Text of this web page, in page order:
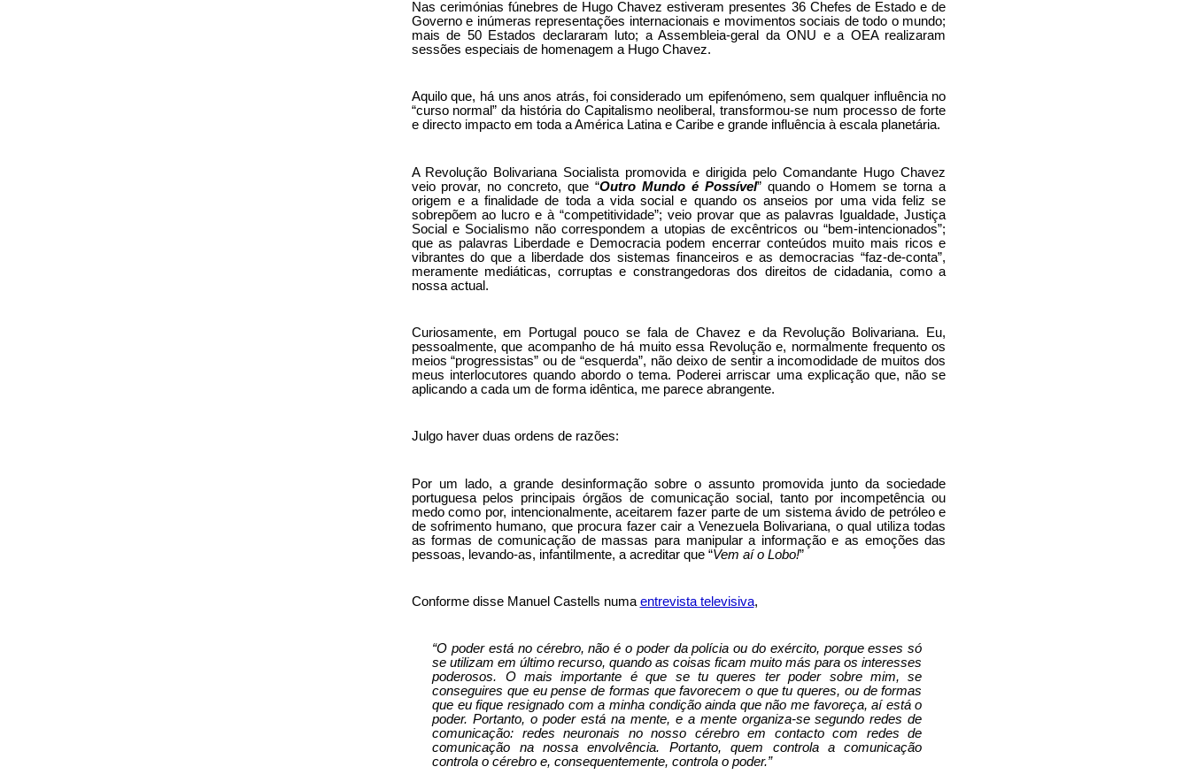
Nas cerimónias fúnebres de Hugo Chavez estiveram presentes 36 Chefes de Estado e de
Governo e inúmeras representações internacionais e movimentos sociais de todo o mundo;
mais de 50 Estados declararam luto; a Assembleia-geral da ONU e a OEA realizaram
sessões especiais de homenagem a Hugo Chavez.
Aquilo que, há uns anos atrás, foi considerado um epifenómeno, sem qualquer influência no
“curso normal” da história do Capitalismo neoliberal, transformou-se num processo de forte
e directo impacto em toda a América Latina e Caribe e grande influência à escala planetária.
A Revolução Bolivariana Socialista promovida e dirigida pelo Comandante Hugo Chavez
veio provar, no concreto, que “Outro Mundo é Possível” quando o Homem se torna a
origem e a finalidade de toda a vida social e quando os anseios por uma vida feliz se
sobrepõem ao lucro e à “competitividade”; veio provar que as palavras Igualdade, Justiça
Social e Socialismo não correspondem a utopias de excêntricos ou “bem-intencionados”;
que as palavras Liberdade e Democracia podem encerrar conteúdos muito mais ricos e
vibrantes do que a liberdade dos sistemas financeiros e as democracias “faz-de-conta”,
meramente mediáticas, corruptas e constrangedoras dos direitos de cidadania, como a
nossa actual.
Curiosamente, em Portugal pouco se fala de Chavez e da Revolução Bolivariana. Eu,
pessoalmente, que acompanho de há muito essa Revolução e, normalmente frequento os
meios “progressistas” ou de “esquerda”, não deixo de sentir a incomodidade de muitos dos
meus interlocutores quando abordo o tema. Poderei arriscar uma explicação que, não se
aplicando a cada um de forma idêntica, me parece abrangente.
Julgo haver duas ordens de razões:
Por um lado, a grande desinformação sobre o assunto promovida junto da sociedade
portuguesa pelos principais órgãos de comunicação social, tanto por incompetência ou
medo como por, intencionalmente, aceitarem fazer parte de um sistema ávido de petróleo e
de sofrimento humano, que procura fazer cair a Venezuela Bolivariana, o qual utiliza todas
as formas de comunicação de massas para manipular a informação e as emoções das
pessoas, levando-as, infantilmente, a acreditar que “Vem aí o Lobo!”
Conforme disse Manuel Castells numa entrevista televisiva,
“O poder está no cérebro, não é o poder da polícia ou do exército, porque esses só
se utilizam em último recurso, quando as coisas ficam muito más para os interesses
poderosos. O mais importante é que se tu queres ter poder sobre mim, se
conseguires que eu pense de formas que favorecem o que tu queres, ou de formas
que eu fique resignado com a minha condição ainda que não me favoreça, aí está o
poder. Portanto, o poder está na mente, e a mente organiza-se segundo redes de
comunicação: redes neuronais no nosso cérebro em contacto com redes de
comunicação na nossa envolvência. Portanto, quem controla a comunicação
controla o cérebro e, consequentemente, controla o poder.”